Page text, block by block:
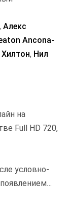
на
Full HD 720,
условно-
, Алекс
Ancona-
, Нил